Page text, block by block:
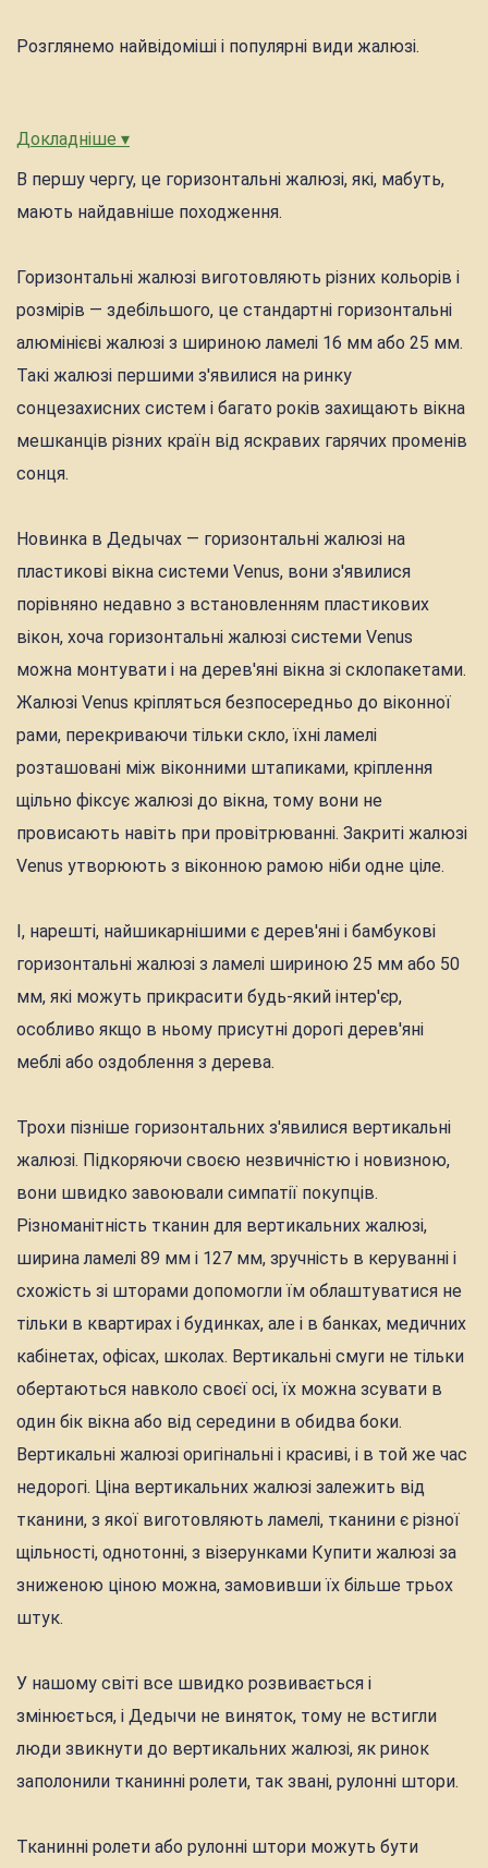
Розглянемо найвідоміші і популярні види жалюзі.
Докладніше ▾
В першу чергу, це горизонтальні жалюзі, які, мабуть,
мають найдавніше походження.
Горизонтальні жалюзі виготовляють різних кольорів і
розмірів — здебільшого, це стандартні горизонтальні
алюмінієві жалюзі з шириною ламелі 16 мм або 25 мм.
Такі жалюзі першими з'явилися на ринку
сонцезахисних систем і багато років захищають вікна
мешканців різних країн від яскравих гарячих променів
сонця.
Новинка в Дедычах — горизонтальні жалюзі на
пластикові вікна системи Venus, вони з'явилися
порівняно недавно з встановленням пластикових
вікон, хоча горизонтальні жалюзі системи Venus
можна монтувати і на дерев'яні вікна зі склопакетами.
Жалюзі Venus кріпляться безпосередньо до віконної
рами, перекриваючи тільки скло, їхні ламелі
розташовані між віконними штапиками, кріплення
щільно фіксує жалюзі до вікна, тому вони не
провисають навіть при провітрюванні. Закриті жалюзі
Venus утворюють з віконною рамою ніби одне ціле.
І, нарешті, найшикарнішими є дерев'яні і бамбукові
горизонтальні жалюзі з ламелі шириною 25 мм або 50
мм, які можуть прикрасити будь-який інтер'єр,
особливо якщо в ньому присутні дорогі дерев'яні
меблі або оздоблення з дерева.
Трохи пізніше горизонтальних з'явилися вертикальні
жалюзі. Підкоряючи своєю незвичністю і новизною,
вони швидко завоювали симпатії покупців.
Різноманітність тканин для вертикальних жалюзі,
ширина ламелі 89 мм і 127 мм, зручність в керуванні і
схожість зі шторами допомогли їм облаштуватися не
тільки в квартирах і будинках, але і в банках, медичних
кабінетах, офісах, школах. Вертикальні смуги не тільки
обертаються навколо своєї осі, їх можна зсувати в
один бік вікна або від середини в обидва боки.
Вертикальні жалюзі оригінальні і красиві, і в той же час
недорогі. Ціна вертикальних жалюзі залежить від
тканини, з якої виготовляють ламелі, тканини є різної
щільності, однотонні, з візерунками Купити жалюзі за
зниженою ціною можна, замовивши їх більше трьох
штук.
У нашому світі все швидко розвивається і
змінюється, і Дедычи не виняток, тому не встигли
люди звикнути до вертикальних жалюзі, як ринок
заполонили тканинні ролети, так звані, рулонні штори.
Тканинні ролети або рулонні штори можуть бути